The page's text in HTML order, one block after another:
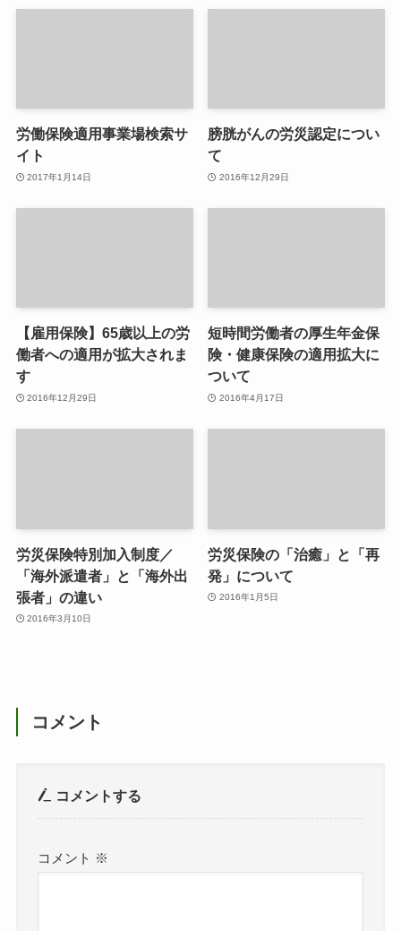
労働保険適用事業場検索サ
イト
2017年1月14日
膀胱がんの労災認定につい
て
2016年12月29日
【雇用保険】65歳以上の労
働者への適用が拡大されま
す
2016年12月29日
短時間労働者の厚生年金保
険・健康保険の適用拡大に
ついて
2016年4月17日
労災保険特別加入制度／
「海外派遣者」と「海外出
張者」の違い
2016年3月10日
労災保険の「治癒」と「再
発」について
2016年1月5日
コメント
コメントする
コメント ※